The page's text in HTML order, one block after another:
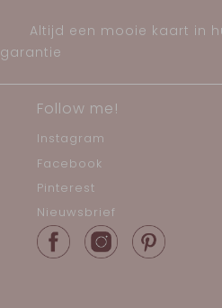
Altijd een mooie kaart in
garantie
Follow me!
Instagram
Facebook
Pinterest
Nieuwsbrief